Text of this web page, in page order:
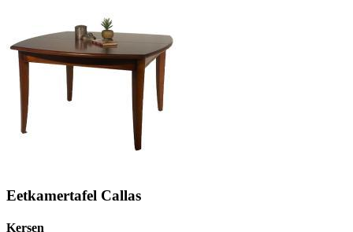
Eetkamertafel Callas
Kersen